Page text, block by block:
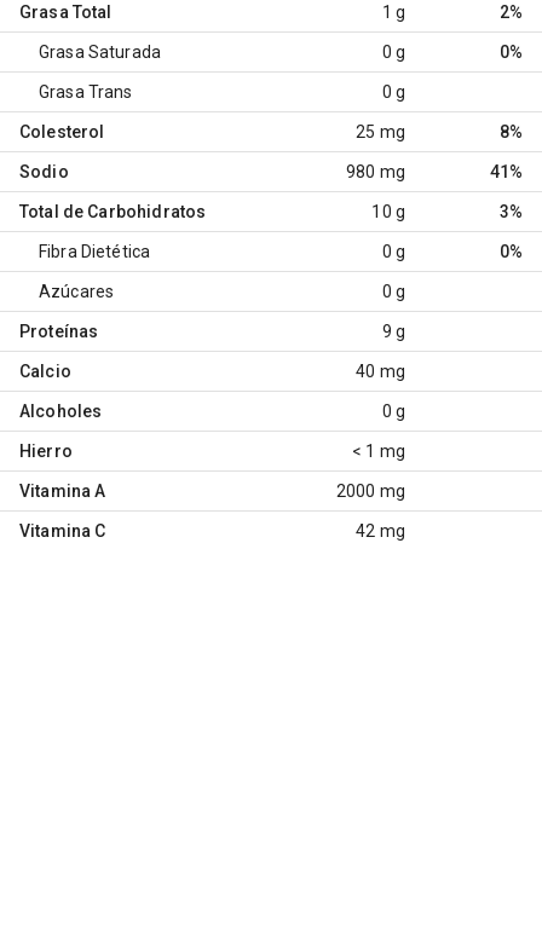
Grasa Total 1 g 2%
Grasa Saturada 0 g 0%
Grasa Trans 0 g
Colesterol 25 mg 8%
Sodio 980 mg 41%
Total de Carbohidratos 10 g 3%
Fibra Dietética 0 g 0%
Azúcares 0 g
Proteínas 9 g
Calcio 40 mg
Alcoholes 0 g
Hierro < 1 mg
Vitamina A 2000 mg
Vitamina C 42 mg